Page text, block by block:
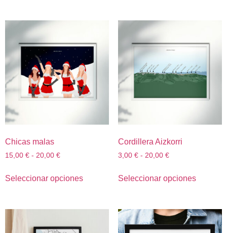
Chicas malas
15,00 € - 20,00 €
Seleccionar opciones
Cordillera Aizkorri
3,00 € - 20,00 €
Seleccionar opciones